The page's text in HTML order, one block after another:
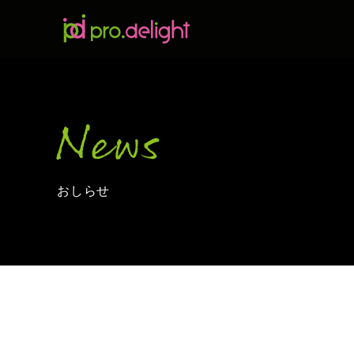
News
おしらせ